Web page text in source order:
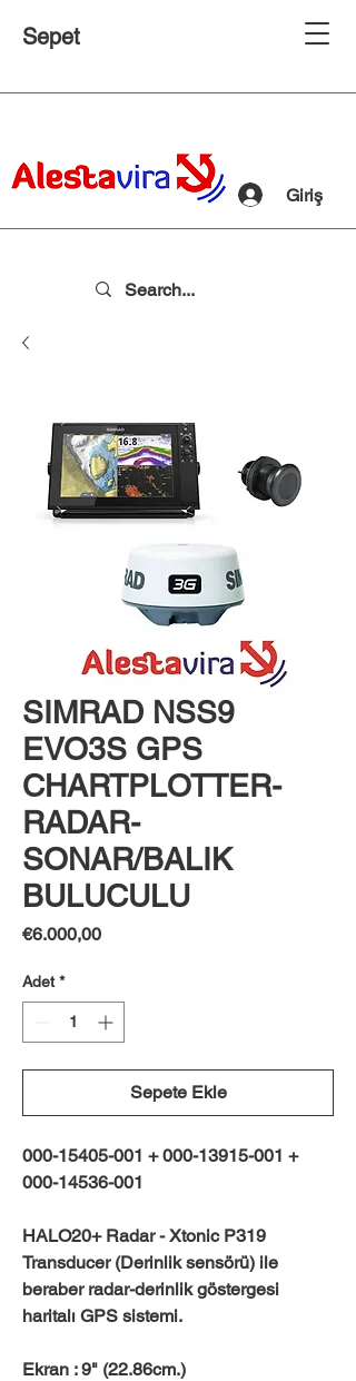
Sepet
Giriş
SIMRAD NSS9
EVO3S GPS
CHARTPLOTTER-
RADAR-
SONAR/BALIK
BULUCULU
€6.000,00Fiyat
Adet *
Sepete Ekle
000-15405-001 + 000-13915-001 +
000-14536-001
HALO20+ Radar - Xtonic P319
Transducer (Derinlik sensörü) ile
beraber radar-derinlik göstergesi
haritalı GPS sistemi.
Ekran : 9" (22.86cm.)